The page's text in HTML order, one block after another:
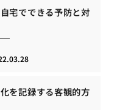
宅でできる予防と対
を記録する客観的方